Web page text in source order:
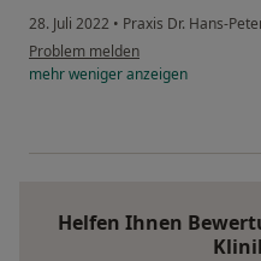
28. Juli 2022 • Praxis Dr. Hans-
Problem melden
mehrwenigeranzeigen
Helfen Ihnen